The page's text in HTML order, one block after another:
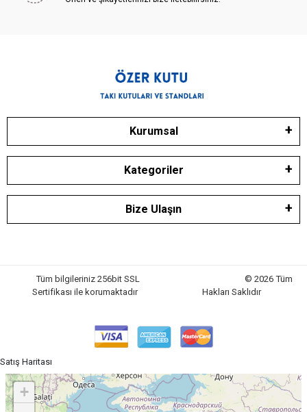
Kurumsal
Kategoriler
Bize Ulaşın
Tüm bilgileriniz 256bit SSL
Sertifikası ile korumaktadır
© 2026 Tüm
Hakları Saklıdır
Satış Haritası